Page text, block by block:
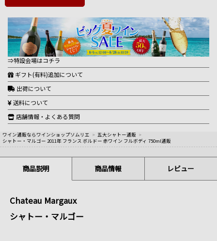
⇒特設会場はコチラ
ギフト(有料)追加について
出荷について
送料について
店舗情報・よくある質問
ワイン通販ならワインショップソムリエ > 五大シャトー通販 >
シャトー・マルゴー 2011年 フランス ボルドー 赤ワイン フルボディ 750ml通販
商品説明 商品情報 レビュー
Chateau Margaux
シャトー・マルゴー